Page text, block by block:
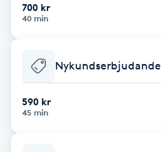
Barber
Barnklippning
700 kr
40 min
Nykundserbjudande
590 kr
45 min